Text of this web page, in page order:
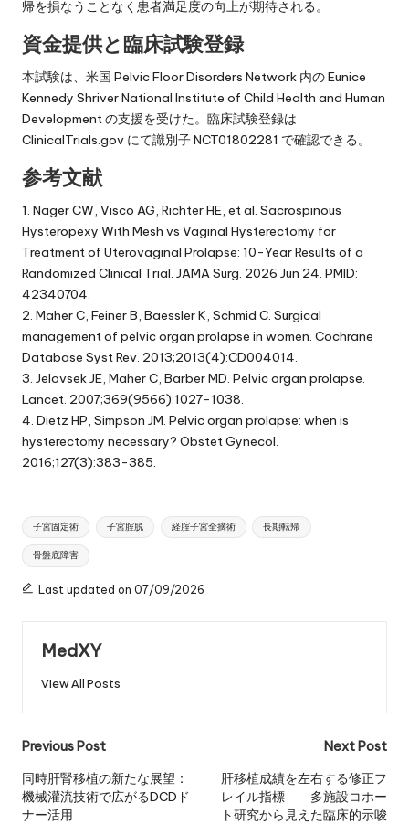
帰を損なうことなく患者満足度の向上が期待される。
資金提供と臨床試験登録
本試験は、米国 Pelvic Floor Disorders Network 内の Eunice
Kennedy Shriver National Institute of Child Health and Human
Development の支援を受けた。臨床試験登録は
ClinicalTrials.gov にて識別子 NCT01802281 で確認できる。
参考文献
1. Nager CW, Visco AG, Richter HE, et al. Sacrospinous
Hysteropexy With Mesh vs Vaginal Hysterectomy for
Treatment of Uterovaginal Prolapse: 10-Year Results of a
Randomized Clinical Trial. JAMA Surg. 2026 Jun 24. PMID:
42340704.
2. Maher C, Feiner B, Baessler K, Schmid C. Surgical
management of pelvic organ prolapse in women. Cochrane
Database Syst Rev. 2013;2013(4):CD004014.
3. Jelovsek JE, Maher C, Barber MD. Pelvic organ prolapse.
Lancet. 2007;369(9566):1027-1038.
4. Dietz HP, Simpson JM. Pelvic organ prolapse: when is
hysterectomy necessary? Obstet Gynecol.
2016;127(3):383-385.
Tags:
子宮固定術 子宮腟脱 経腟子宮全摘術 長期転帰
骨盤底障害
Last updated on 07/09/2026
MedXY
View All Posts
Post
navigation
Previous Post
同時肝腎移植の新たな展望：
機械灌流技術で広がるDCDド
ナー活用
Next Post
肝移植成績を左右する修正フ
レイル指標――多施設コホー
ト研究から見えた臨床的示唆